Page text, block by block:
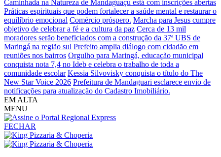
Caminhada na Natureza de Mandaguaçu está com inscrições abertas
Práticas espirituais que podem fortalecer a saúde mental e restaurar o
equilíbrio emocional Comércio próspero. Marcha para Jesus cumpre
objetivo de celebrar a fé e a cultura da paz Cerca de 13 mil
moradores serão beneficiados com a construção da 37ª UBS de
Maringá na região sul Prefeito amplia diálogo com cidadão em
reuniões nos bairros Orgulho para Maringá, educação municipal
conquista nota 7,4 no Ideb e celebra o trabalho de toda a
comunidade escolar Kessia Silvovisky conquista o título do The
New Star Voice 2026 Prefeitura de Mandaguari esclarece envio de
notificações para atualização do Cadastro Imobiliário.
EM ALTA
MENU
FECHAR